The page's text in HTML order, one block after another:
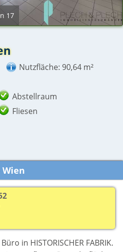
17
Nutzfläche: 90,64 m²
Abstellraum
Fliesen
in HISTORISCHER FABRIK.